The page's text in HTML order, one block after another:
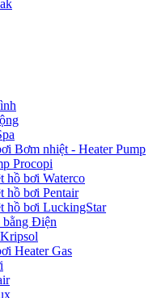
Bơm nhiệt - Heater Pump
Procopi
hồ bơi Waterco
hồ bơi Pentair
hồ bơi LuckingStar
bằng Điện
Heater Gas